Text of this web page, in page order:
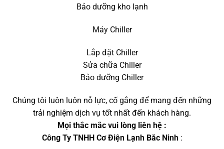
Bảo dưỡng kho lạnh
Máy Chiller
Lắp đặt Chiller
Sửa chữa Chiller
Bảo dưỡng Chiller
Chúng tôi luôn luôn nỗ lực, cố gắng để mang đến những
trải nghiệm dịch vụ tốt nhất đến khách hàng.
Mọi thắc mắc vui lòng liên hệ :
Công Ty TNHH Cơ Điện Lạnh Bắc Ninh: